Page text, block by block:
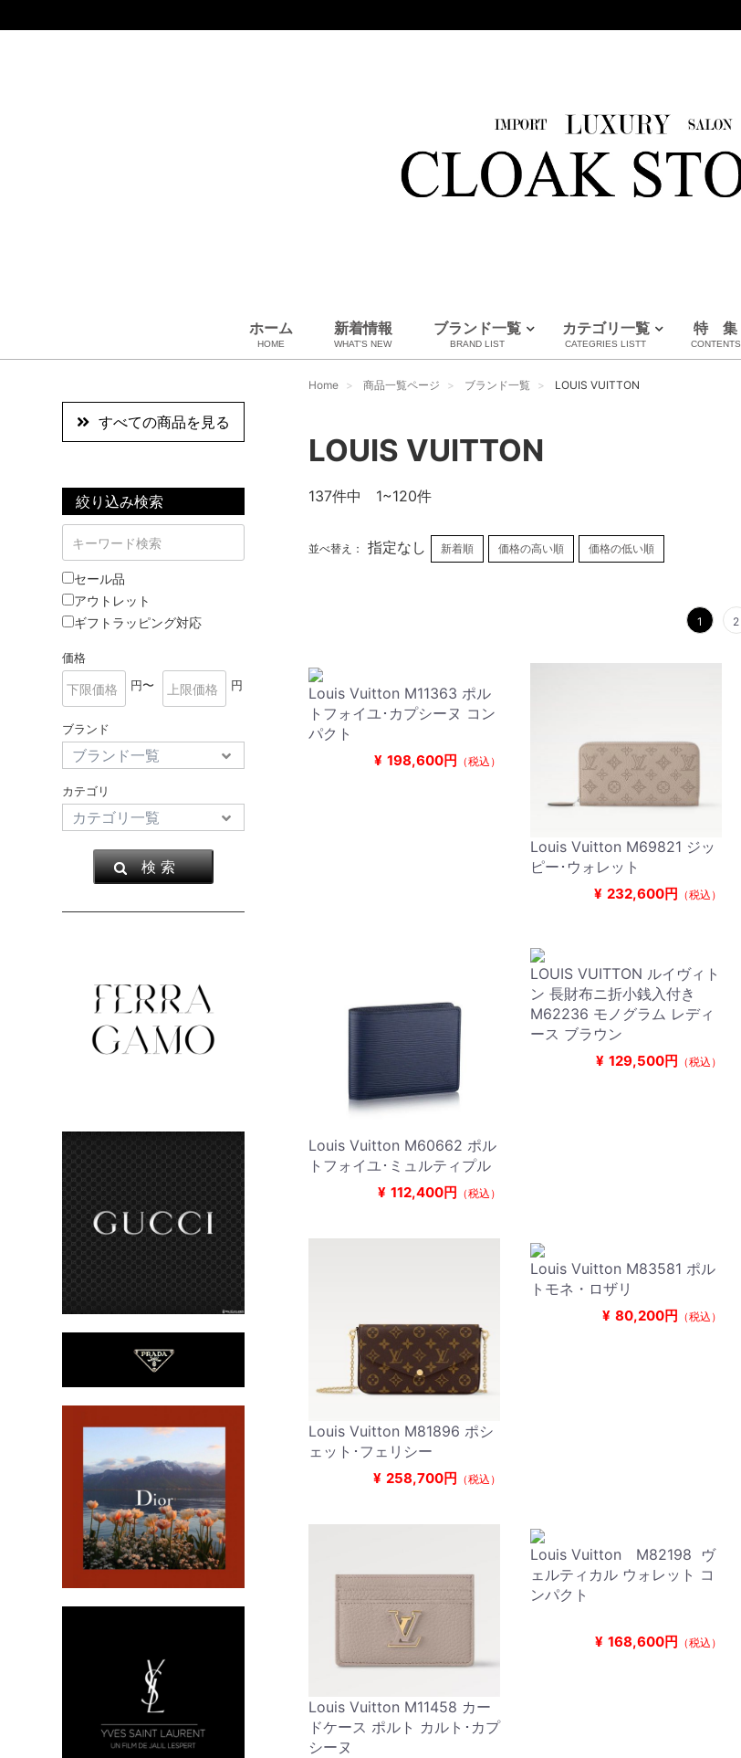
ホーム
HOME
新着情報
WHAT'S NEW
ブランド一覧
BRAND LIST
エルメス
ルイヴィトン
バーバリー
プラダ
フェンディ
メゾンマルジェラ
シャネル
エムエムシックス
マルニ
全てのブランドを見る
カテゴリ一覧
CATEGRIES LISTT
コート、上着
雑貨・その他
バッグ＆ポーチ
アロマ＆フレグランス
特 集
CONTENTS
Home 商品一覧ページ ブランド一覧 LOUIS VUITTON
すべての商品を見る
絞り込み検索
セール品
アウトレット
ギフトラッピング対応
価格
円〜
円
ブランド
カテゴリ
検 索
LOUIS VUITTON
137件中 1~120件
並べ替え： 指定なし 新着順 価格の高い順 価格の低い順
1 2
Louis Vuitton M11363 ポル
トフォイユ･カプシーヌ コン
パクト
¥ 198,600円 （税込）
Louis Vuitton M69821 ジッ
ピー･ウォレット
¥ 232,600円 （税込）
Louis Vuitton M60662 ポル
トフォイユ･ミュルティプル
¥ 112,400円 （税込）
LOUIS VUITTON ルイヴィト
ン 長財布ニ折小銭入付き
M62236 モノグラム レディ
ース ブラウン
¥ 129,500円 （税込）
Louis Vuitton M81896 ポシ
ェット･フェリシー
¥ 258,700円 （税込）
Louis Vuitton M83581 ポル
トモネ・ロザリ
¥ 80,200円 （税込）
Louis Vuitton M11458 カー
ドケース ポルト カルト･カプ
シーヌ
Louis Vuitton M82198 ヴ
ェルティカル ウォレット コ
ンパクト
¥ 168,600円 （税込）